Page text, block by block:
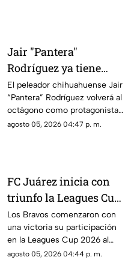
Jair "Pantera"
Rodríguez ya tiene
rival para su regreso a
UFC | VIDEO
El peleador chihuahuense Jair
“Pantera” Rodríguez volverá al
octágono como protagonista
de una función estelar de UFC.
agosto 05, 2026 04:47 p. m.
FC Juárez inicia con
triunfo la Leagues Cup
2026 | VIDEO
Los Bravos comenzaron con
una victoria su participación
en la Leagues Cup 2026 al
imponerse 2-1 como visitantes
agosto 05, 2026 04:44 p. m.